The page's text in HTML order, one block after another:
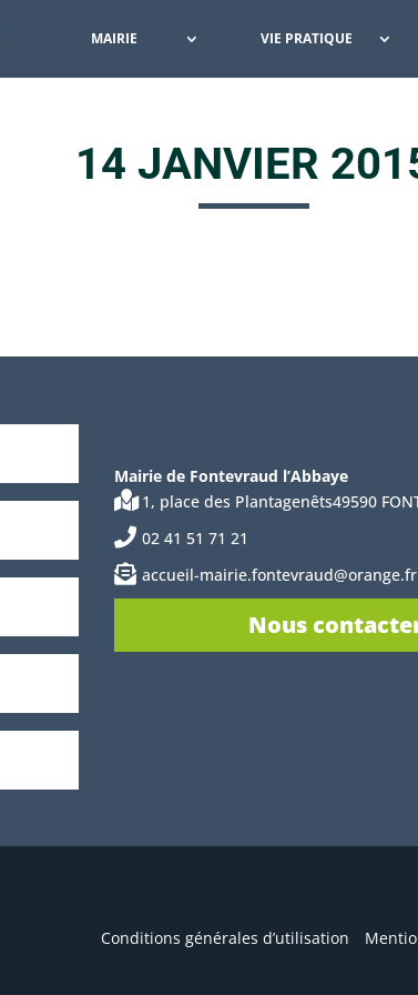
MAIRIE VIE PRATIQUE
14 JANVIER
Mairie de Fontevraud l’Abbaye
1, place des Plantagenêts49590
02 41 51 71 21
accueil-mairie.fontevraud@orange.fr
Nous
Conditions générales d’utilisation